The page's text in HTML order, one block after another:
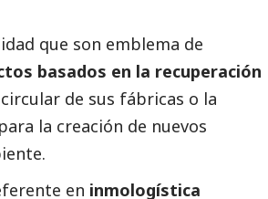
que son emblema de
basados en la recuperación
de sus fábricas o la
la creación de nuevos
en inmologística